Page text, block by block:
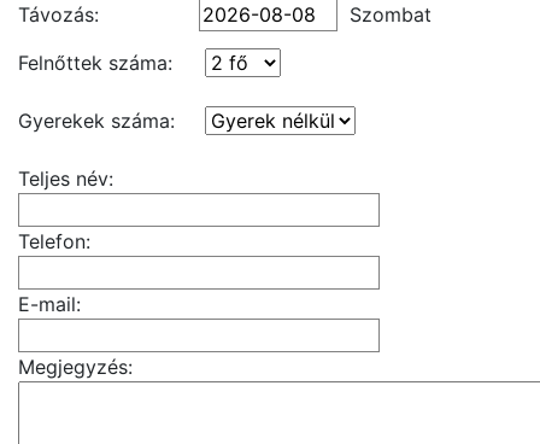
Távozás:
Szombat
Felnőttek száma:
Gyerekek száma:
Teljes név:
Telefon:
E-mail:
Megjegyzés: